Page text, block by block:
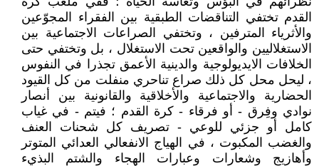
القدم تختفي التناقضات الطبقية بين الفقراء المجوّعين
والأثرياء المترفين ، وتختفي الصراعات الاجتماعية بين
الاستغلاليين والواقعين تحت الاستغلال ، بل وتختفي حتى
الخلافات الايديولوجية والدينية الأعمق تجذرا في النفوس
، ليحل محل كل ذلك صراع تناحري منفلت من كل القيود
الحضارية والاجتماعية والأخلاقية والقانونية بين أنصار
نوادي وفِرق - أو فرقاء - كرة القدم ؛ فيتم - في غياب
كامل أو جزئي للوعي - تصريف كل شحنات العنف
والغضب المكبوت ، في الهياج الانفعالي العدائي المتوتر
وأهازيج وشعارات وعبارات الهجاء والشتم البذيء